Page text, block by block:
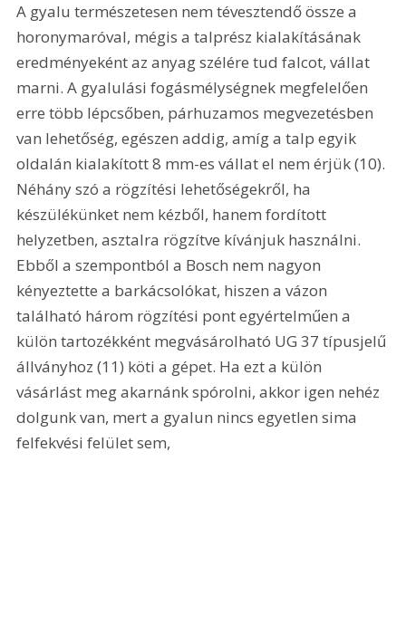
A gyalu természetesen nem tévesztendő össze a
horonymaróval, mégis a talprész kialakításának
eredményeként az anyag szélére tud falcot, vállat
marni. A gyalulási fogásmélységnek megfelelően
erre több lépcsőben, párhuzamos megvezetésben
van lehetőség, egészen addig, amíg a talp egyik
oldalán kialakított 8 mm-es vállat el nem érjük (10).
Néhány szó a rögzítési lehetőségekről, ha
készülékünket nem kézből, hanem fordított
helyzetben, asztalra rögzítve kívánjuk használni.
Ebből a szempontból a Bosch nem nagyon
kényeztette a barkácsolókat, hiszen a vázon
található három rögzítési pont egyértelműen a
külön tartozékként megvásárolható UG 37 típusjelű
állványhoz (11) köti a gépet. Ha ezt a külön
vásárlást meg akarnánk spórolni, akkor igen nehéz
dolgunk van, mert a gyalun nincs egyetlen sima
felfekvési felület sem,